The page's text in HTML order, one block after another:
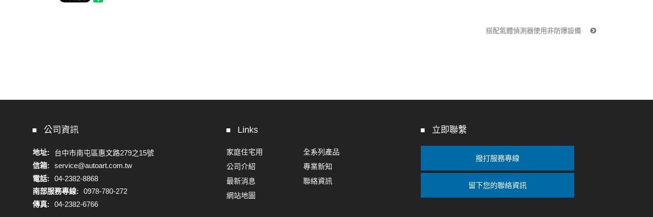
搭配氣體偵測器使用非防爆設備
公司資訊
地址:
台中市南屯區惠文路279之15號
信箱:
service@autoart.com.tw
電話:
04-2382-8868
南部服務專線:
0978-780-272
傳真:
04-2382-6766
Links
家庭住宅用
全系列產品
公司介紹
專業新知
最新消息
聯絡資訊
網站地圖
立即聯繫
撥打服務專線
留下您的聯絡資訊